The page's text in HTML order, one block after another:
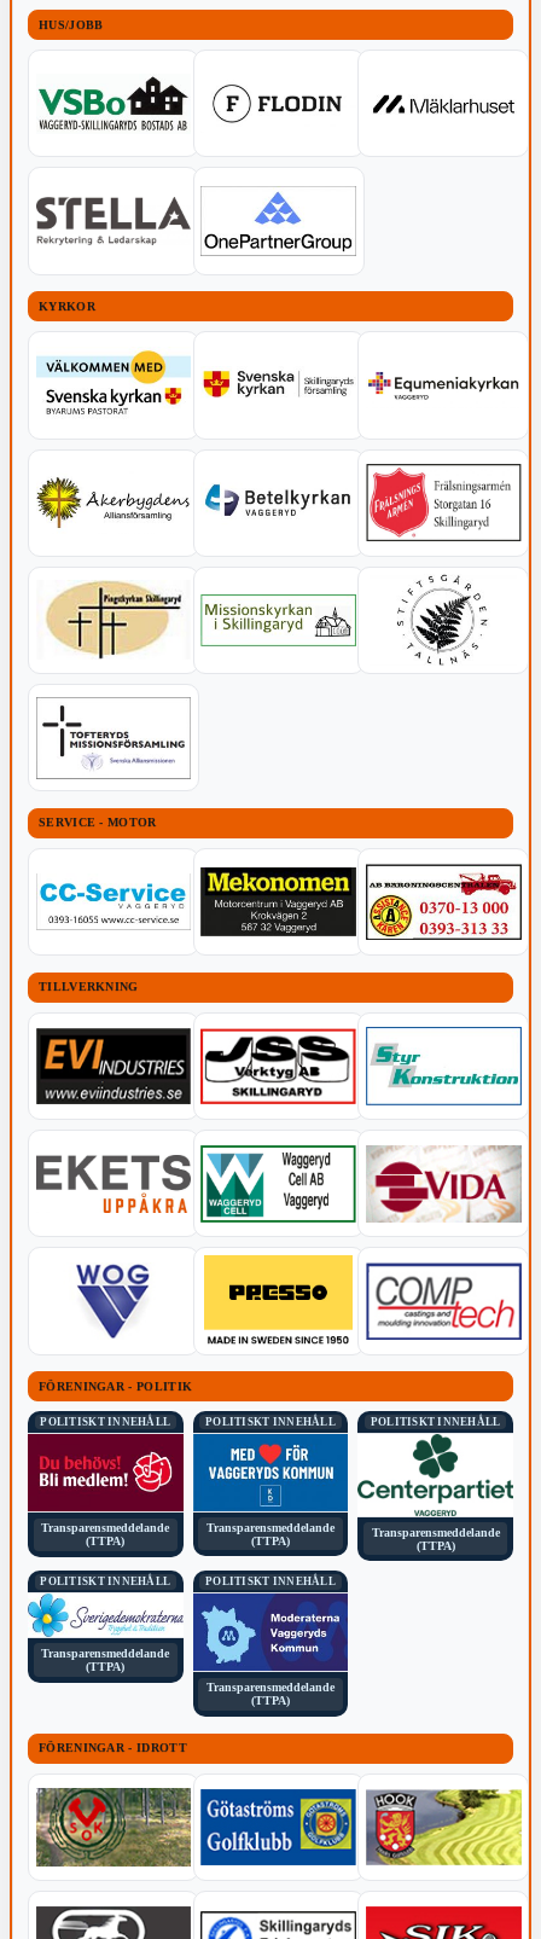
HUS/JOBB
KYRKOR
SERVICE - MOTOR
TILLVERKNING
FÖRENINGAR - POLITIK
POLITISKT INNEHÅLL
Transparensmeddelande
(TTPA)
POLITISKT INNEHÅLL
Transparensmeddelande
(TTPA)
POLITISKT INNEHÅLL
Transparensmeddelande
(TTPA)
POLITISKT INNEHÅLL
Transparensmeddelande
(TTPA)
POLITISKT INNEHÅLL
Transparensmeddelande
(TTPA)
FÖRENINGAR - IDROTT